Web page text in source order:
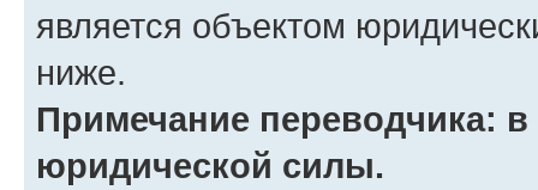
является объектом
ниже.
Примечание переводчика:
юридической силы.